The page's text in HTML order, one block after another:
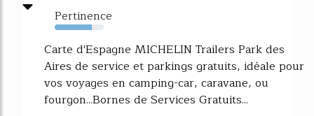
Pertinence
76%
Carte d'Espagne MICHELIN Trailers Park des
Aires de service et parkings gratuits, idéale pour
vos voyages en camping-car, caravane, ou
fourgon...Bornes de Services Gratuits...